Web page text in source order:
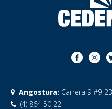
Angostura: Carrera 9 #9-23
(4) 864 50 22